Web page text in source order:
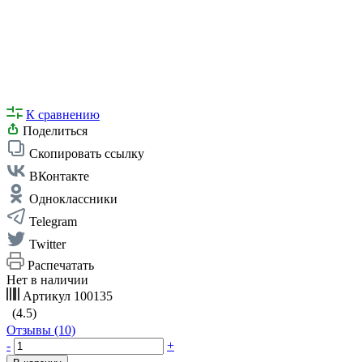
К сравнению
Поделиться
Скопировать ссылку
ВКонтакте
Одноклассники
Telegram
Twitter
Распечатать
Нет в наличии
Артикул 100135
(4.5)
Отзывы (10)
-
+